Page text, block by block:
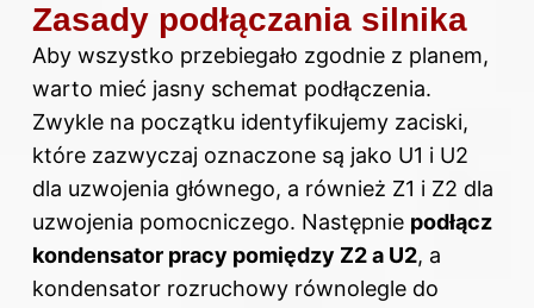
Zasady podłączania silnika
Aby wszystko przebiegało zgodnie z planem,
warto mieć jasny schemat podłączenia.
Zwykle na początku identyfikujemy zaciski,
które zazwyczaj oznaczone są jako U1 i U2
dla uzwojenia głównego, a również Z1 i Z2 dla
uzwojenia pomocniczego. Następnie podłącz
kondensator pracy pomiędzy Z2 a U2, a
kondensator rozruchowy równolegle do